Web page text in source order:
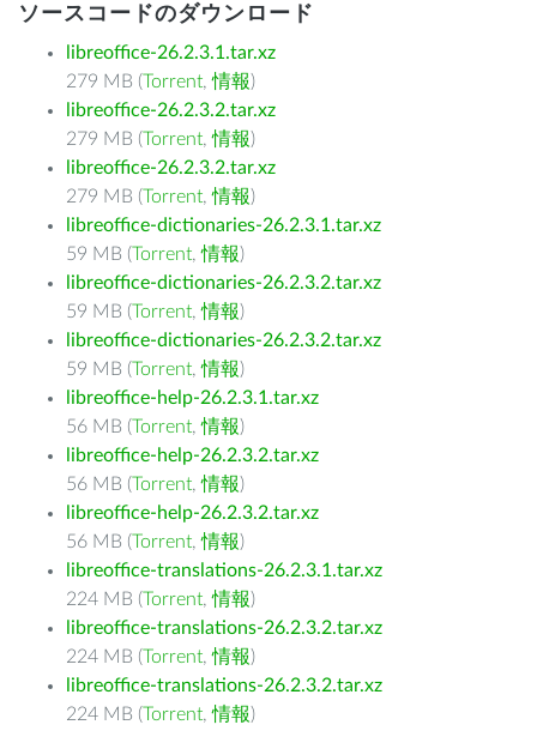
ソースコードのダウンロード
libreoffice-26.2.3.1.tar.xz
279 MB (Torrent,情報)
libreoffice-26.2.3.2.tar.xz
279 MB (Torrent,情報)
libreoffice-26.2.3.2.tar.xz
279 MB (Torrent,情報)
libreoffice-dictionaries-26.2.3.1.tar.xz
59 MB (Torrent,情報)
libreoffice-dictionaries-26.2.3.2.tar.xz
59 MB (Torrent,情報)
libreoffice-dictionaries-26.2.3.2.tar.xz
59 MB (Torrent,情報)
libreoffice-help-26.2.3.1.tar.xz
56 MB (Torrent,情報)
libreoffice-help-26.2.3.2.tar.xz
56 MB (Torrent,情報)
libreoffice-help-26.2.3.2.tar.xz
56 MB (Torrent,情報)
libreoffice-translations-26.2.3.1.tar.xz
224 MB (Torrent,情報)
libreoffice-translations-26.2.3.2.tar.xz
224 MB (Torrent,情報)
libreoffice-translations-26.2.3.2.tar.xz
224 MB (Torrent,情報)